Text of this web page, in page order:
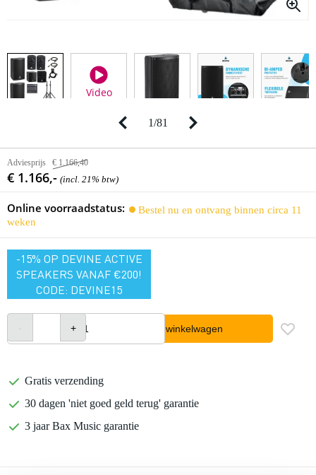
Video
1/81
Adviesprijs € 1.166,40
€ 1.166,- (incl. 21% btw)
Online voorraadstatus:
Bestel nu en ontvang binnen circa 11
weken
-15% OP DEVINE ACTIVE
SPEAKERS VANAF €200!
CODE: DEVINE15
In winkelwagen
Gratis verzending
30 dagen 'niet goed geld terug' garantie
3 jaar Bax Music garantie